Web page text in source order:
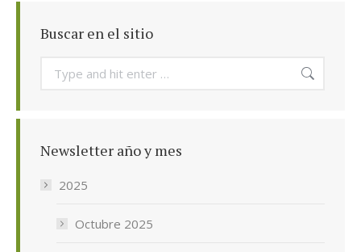
Buscar en el sitio
Search:
Newsletter año y mes
2025
Octubre 2025